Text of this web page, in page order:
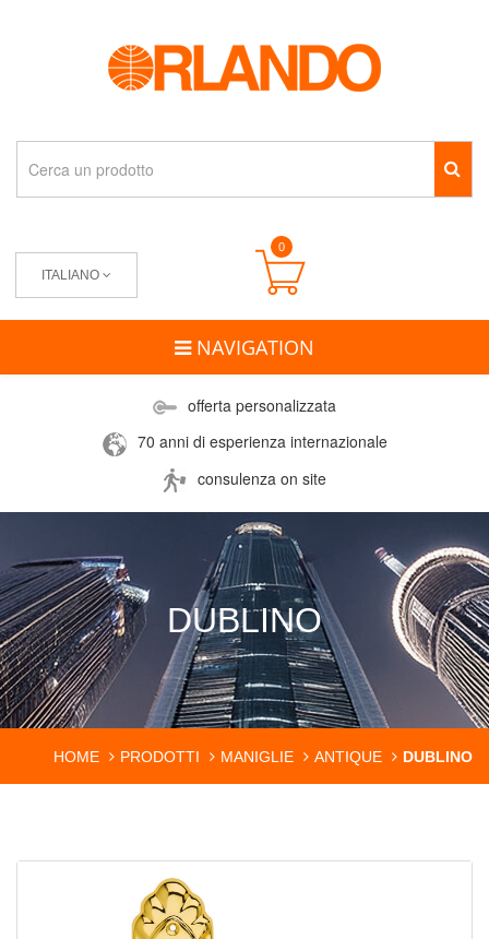
ITALIANO
0
NAVIGATION
offerta personalizzata
70 anni di esperienza internazionale
consulenza on site
DUBLINO
HOME PRODOTTI MANIGLIE ANTIQUE DUBLINO